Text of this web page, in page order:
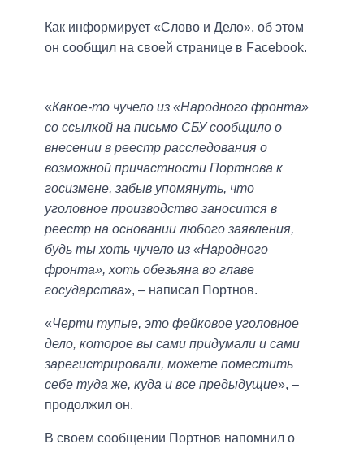
Как информирует «Слово и Дело», об этом
он сообщил на своей странице в Facebook.
«Какое-то чучело из «Народного фронта»
со ссылкой на письмо СБУ сообщило о
внесении в реестр расследования о
возможной причастности Портнова к
госизмене, забыв упомянуть, что
уголовное производство заносится в
реестр на основании любого заявления,
будь ты хоть чучело из «Народного
фронта», хоть обезьяна во главе
государства», – написал Портнов.
«Черти тупые, это фейковое уголовное
дело, которое вы сами придумали и сами
зарегистрировали, можете поместить
себе туда же, куда и все предыдущие», –
продолжил он.
В своем сообщении Портнов напомнил о